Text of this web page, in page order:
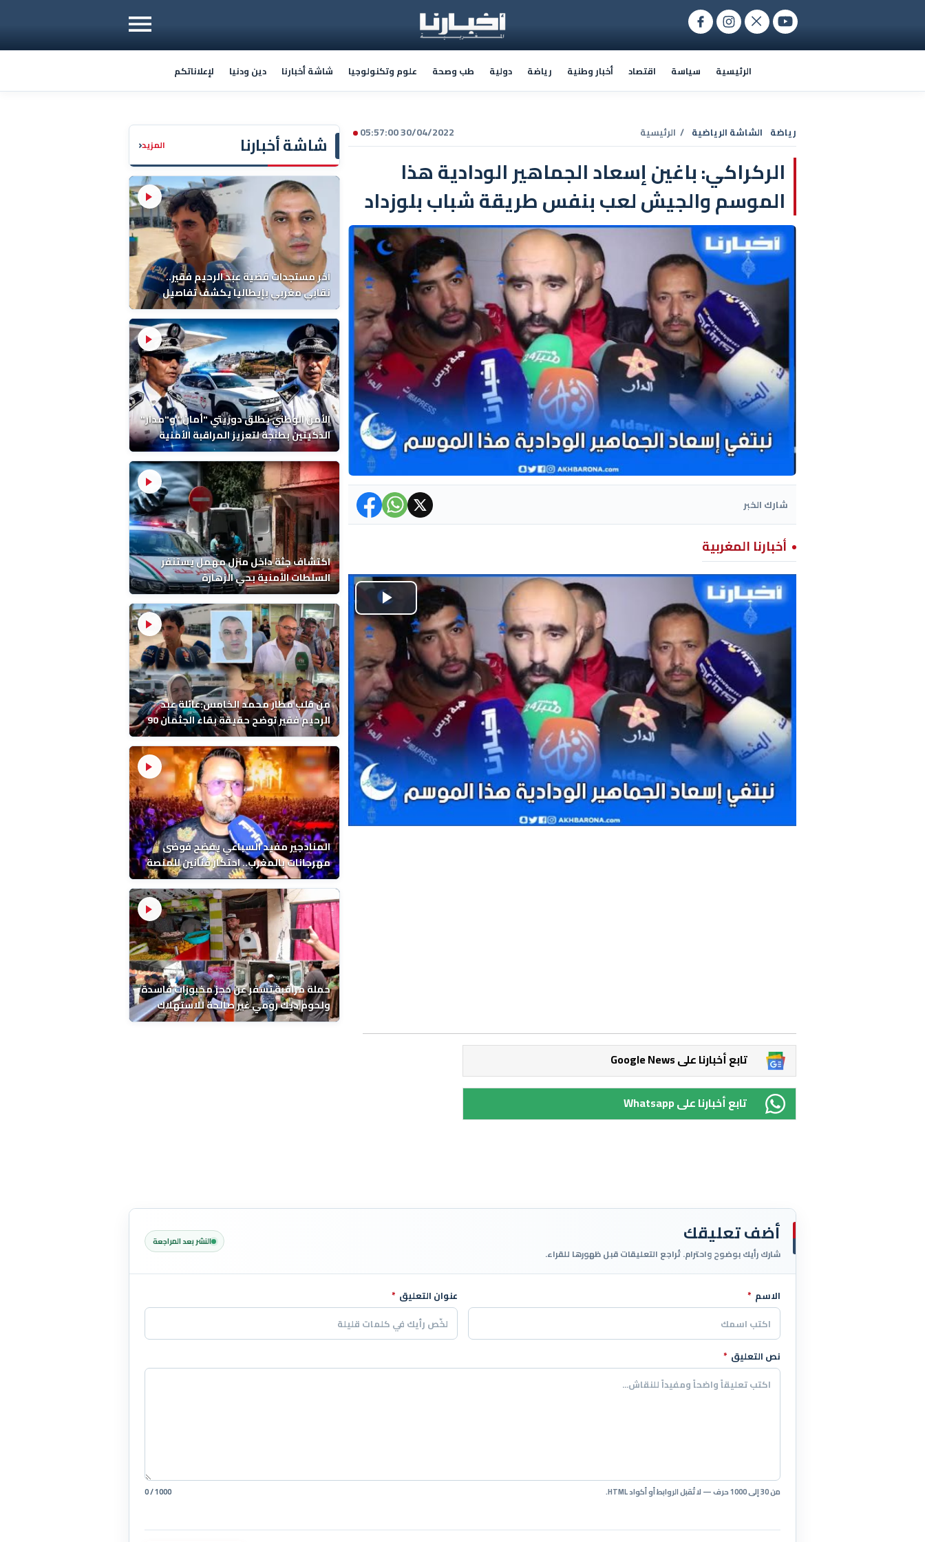
الرئيسية سياسة اقتصاد أخبار وطنية رياضة دولية طب وصحة علوم وتكنولوجيا شاشة أخبارنا دين ودنيا لإعلاناتكم
شاشة أخبارنا المزيد‹
آخر مستجدات قضية عبد الرحيم فقير..
نقابي مغربي بإيطاليا يكشف تفاصيل
الوفاة ونتائج التشريح
الأمن الوطني يطلق دوريتي "أمان" و"مدار"
الذكيتين بطنجة لتعزيز المراقبة الأمنية
اكتشاف جثة داخل منزل مهمل يستنفر
السلطات الأمنية بحي الزهارة
من قلب مطار محمد الخامس:عائلة عبد
الرحيم فقير توضح حقيقة بقاء الجثمان 90
يوماً قبل إعادته إلى المغرب
المنادجير مفيد السباعي يفضح فوضى
مهرجانات بالمغرب.. احتكار فنانين للمنصة
واقصاء اخرين
حملة مراقبة تسفر عن حجز مخبوزات فاسدة
ولحوم ديك رومي غير صالحة للاستهلاك
بالحي الحسني
30/04/2022 05:57:00 رياضة الشاشة الرياضية / الرئيسية
الركراكي: باغين إسعاد الجماهير الودادية هذا
الموسم والجيش لعب بنفس طريقة شباب بلوزداد
شارك الخبر
أخبارنا المغربية
Play
Video
Google News تابع أخبارنا على
Whatsapp تابع أخبارنا على
أضف تعليقك
شارك رأيك بوضوح واحترام. تُراجع التعليقات قبل ظهورها للقراء.
النشر بعد المراجعة
اترك هذا الحقل فارغاً
الاسم * عنوان التعليق *
نص التعليق *
من 30 إلى 1000 حرف — لا تُقبل الروابط أو أكواد HTML. 0 / 1000